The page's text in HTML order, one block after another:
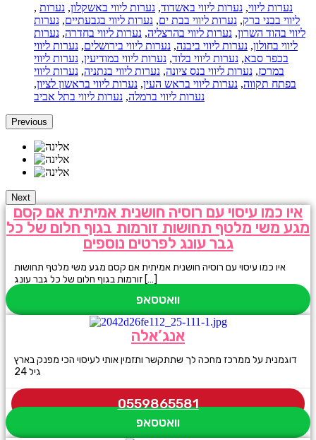
, נערות ליווי, נערות ליווי באשדוד, נערות ליווי באשקלון, נערות
ליווי בבני ברק, נערות ליווי בבת ים, נערות ליווי בגבעתיים, נערות
ליווי בהוד השרון, נערות ליווי בהרצליה, נערות ליווי בחדרה, נערות
ליווי בחולון, נערות ליווי ביבנה, נערות ליווי בירושלים, נערות ליווי
בכפר סבא, נערות ליווי בלוד, נערות ליווי במודיעין, נערות ליווי
במרכז, נערות ליווי בנס ציונה, נערות ליווי בנתניה, נערות ליווי
בפתח תקווה, נערות ליווי בראש העין, נערות ליווי בראשון לציון,
נערות ליווי ברמלה, נערות ליווי בתל אביב
Previous
Next
איו כמו עיסוי עם רוסיה חושנית אמיתית אם קסם
מגע משי מלטף תחושות זורמות בגוף חלום של כל
גבר עונג לפרטים נוספים
איו כמו עיסוי עם רוסיה חושנית אמיתית אם קסם מגע משי מלטף תחושות
זורמות בגוף חלום של כל גבר עונג […]
וואטסאפ
אנג’אלה
דוגמנית על ממרכז מחכה לך שתתקשר ותזמין אותי לעיסוי הכי מפנק בארץ
גיל 24
0559865581
וואטסאפ